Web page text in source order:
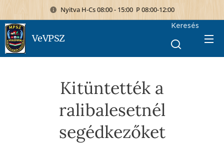
Nyitva H-Cs 08:00 - 15:00 P 08:00-12:00
VeVPSZ
Keresés
Kitüntették a
ralibalesetnél
segédkezőket